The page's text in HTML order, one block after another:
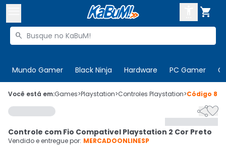

Buscar produtos

Mundo Gamer Black Ninja Hardware PC Gamer
 Olá. Acesse sua conta
 Departamentos
Cupons
CADASTRE-SE
Você está em:Games>Playstation>Controles Playstation>Código

Controle com Fio Compativel Playstation 2 Cor Preto
Vendido e entregue por: MERCADOONLINESP